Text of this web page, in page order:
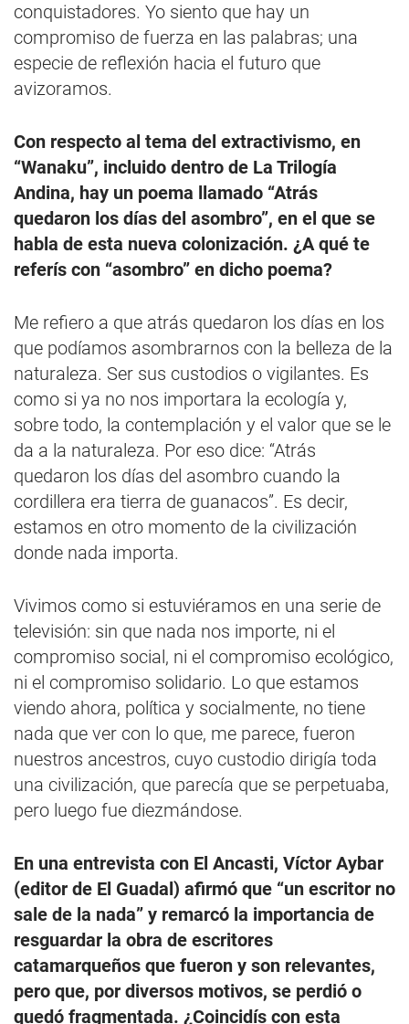
conquistadores. Yo siento que hay un
compromiso de fuerza en las palabras; una
especie de reflexión hacia el futuro que
avizoramos.
Con respecto al tema del extractivismo, en
“Wanaku”, incluido dentro de La Trilogía
Andina, hay un poema llamado “Atrás
quedaron los días del asombro”, en el que se
habla de esta nueva colonización. ¿A qué te
referís con “asombro” en dicho poema?
Me refiero a que atrás quedaron los días en los
que podíamos asombrarnos con la belleza de la
naturaleza. Ser sus custodios o vigilantes. Es
como si ya no nos importara la ecología y,
sobre todo, la contemplación y el valor que se le
da a la naturaleza. Por eso dice: “Atrás
quedaron los días del asombro cuando la
cordillera era tierra de guanacos”. Es decir,
estamos en otro momento de la civilización
donde nada importa.
Vivimos como si estuviéramos en una serie de
televisión: sin que nada nos importe, ni el
compromiso social, ni el compromiso ecológico,
ni el compromiso solidario. Lo que estamos
viendo ahora, política y socialmente, no tiene
nada que ver con lo que, me parece, fueron
nuestros ancestros, cuyo custodio dirigía toda
una civilización, que parecía que se perpetuaba,
pero luego fue diezmándose.
En una entrevista con El Ancasti, Víctor Aybar
(editor de El Guadal) afirmó que “un escritor no
sale de la nada” y remarcó la importancia de
resguardar la obra de escritores
catamarqueños que fueron y son relevantes,
pero que, por diversos motivos, se perdió o
quedó fragmentada. ¿Coincidís con esta